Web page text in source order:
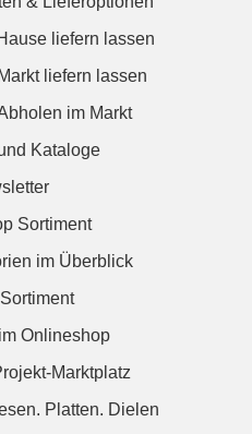
liefern lassen
liefern lassen
im Markt
Kataloge
Sortiment
im Überblick
Onlineshop
Marktplatz
Platten. Dielen